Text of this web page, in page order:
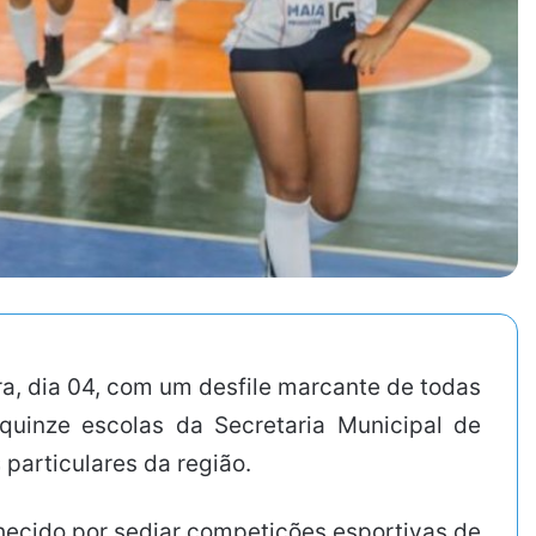
dia 04, com um desfile marcante de todas
escolas da Secretaria Municipal de
particulares da região.